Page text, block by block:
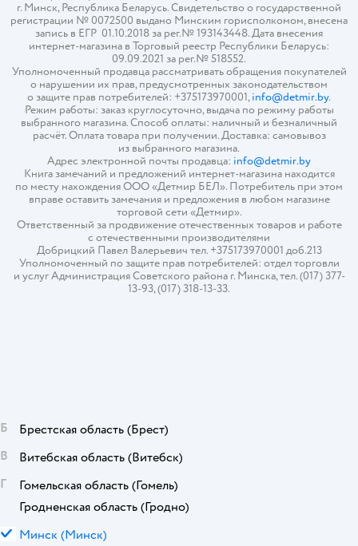
г. Минск, Республика Беларусь. Свидетельство о государственной
регистрации № 0072500 выдано Минским горисполкомом, внесена
запись в ЕГР 01.10.2018 за рег.№ 193143448. Дата внесения
интернет-магазина в Торговый реестр Республики Беларусь:
09.09.2021 за рег.№ 518552.
Уполномоченный продавца рассматривать обращения покупателей
о нарушении их прав, предусмотренных законодательством
о защите прав потребителей: +375173970001,info@detmir.by.
Режим работы: заказ круглосуточно, выдача по режиму работы
выбранного магазина. Способ оплаты: наличный и безналичный
расчёт. Оплата товара при получении. Доставка: самовывоз
из выбранного магазина.
Адрес электронной почты продавца: info@detmir.by
Книга замечаний и предложений интернет-магазина находится
по месту нахождения ООО «Детмир БЕЛ». Потребитель при этом
вправе оставить замечания и предложения в любом магазине
торговой сети «Детмир».
Ответственный за продвижение отечественных товаров и работе
с отечественными производителями
Добрицкий Павел Валерьевич тел. +375173970001 доб.213
Уполномоченный по защите прав потребителей: отдел торговли
и услуг Администрация Советского района г. Минска, тел. (017) 377-
13-93, (017) 318-13-33.
Б Брестская область (Брест)
В
Витебская область (Витебск)
Г
Гомельская область (Гомель)
Гродненская область (Гродно)
М Минск (Минск)